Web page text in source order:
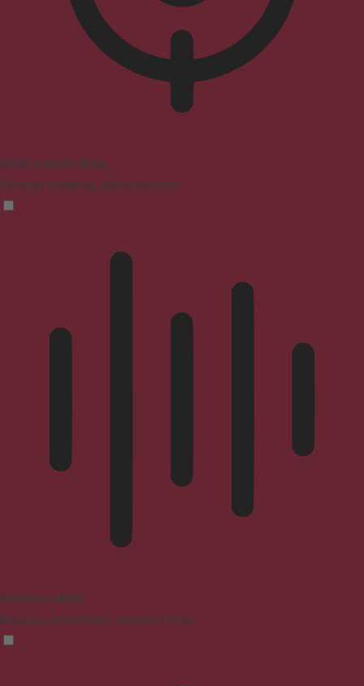
ADHD Friendly Mode
Focused browsing, distraction-free
Blindness Mode
Reduces distractions, improves focus